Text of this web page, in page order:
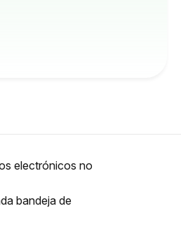
electrónicos no
bandeja de